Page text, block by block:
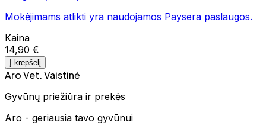
Mokėjimams atlikti yra naudojamos Paysera paslaugos.
Kaina
14,90 €
Į krepšelį
Aro Vet. Vaistinė
Gyvūnų priežiūra ir prekės
Aro - geriausia tavo gyvūnui